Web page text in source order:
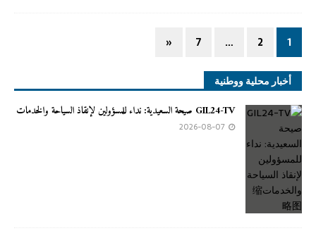
1
2
…
7
«
أخبار محلية ووطنية
GIL24-TV صيحة السعيدية: نداء للمسؤولين لإنقاذ السياحة والخدمات
2026-08-07